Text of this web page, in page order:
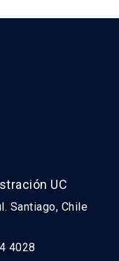
UC
Santiago, Chile
4028